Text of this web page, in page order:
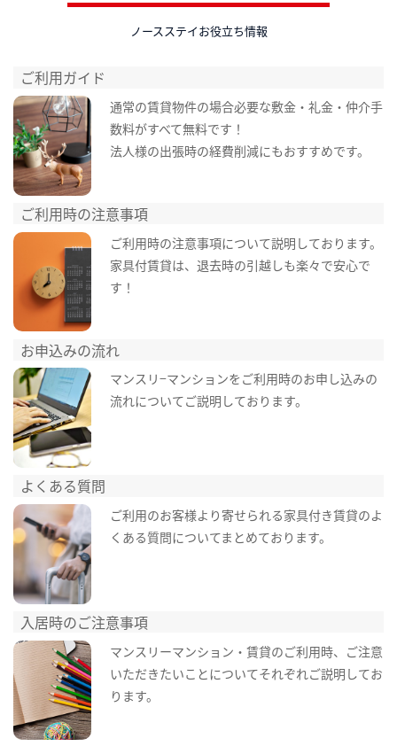
ノースステイお役立ち情報
ご利用ガイド
通常の賃貸物件の場合必要な敷金・礼金・仲介手
数料がすべて無料です！
法人様の出張時の経費削減にもおすすめです。
ご利用時の注意事項
ご利用時の注意事項について説明しております。
家具付賃貸は、退去時の引越しも楽々で安心で
す！
お申込みの流れ
マンスリ−マンションをご利用時のお申し込みの
流れについてご説明しております。
よくある質問
ご利用のお客様より寄せられる家具付き賃貸のよ
くある質問についてまとめております。
入居時のご注意事項
マンスリーマンション・賃貸のご利用時、ご注意
いただきたいことについてそれぞれご説明してお
ります。